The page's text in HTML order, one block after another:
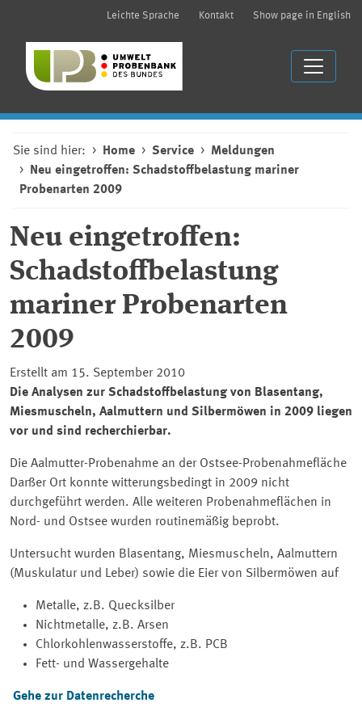
Leichte Sprache Kontakt Show page in English
Sie sind hier: Home Service
Meldungen
Neu eingetroffen: Schadstoffbelastung mariner
Probenarten 2009
Neu eingetroffen:
Schadstoffbelastung
mariner Probenarten
2009
Erstellt am 15. September 2010
Die Analysen zur Schadstoffbelastung von Blasentang,
Miesmuscheln, Aalmuttern und Silbermöwen in 2009 liegen
vor und sind recherchierbar.
Die Aalmutter-Probenahme an der Ostsee-Probenahmefläche
Darßer Ort konnte witterungsbedingt in 2009 nicht
durchgeführt werden. Alle weiteren Probenahmeflächen in
Nord- und Ostsee wurden routinemäßig beprobt.
Untersucht wurden Blasentang, Miesmuscheln, Aalmuttern
(Muskulatur und Leber) sowie die Eier von Silbermöwen auf
Metalle, z.B. Quecksilber
Nichtmetalle, z.B. Arsen
Chlorkohlenwasserstoffe, z.B. PCB
Fett- und Wassergehalte
Gehe zur Datenrecherche